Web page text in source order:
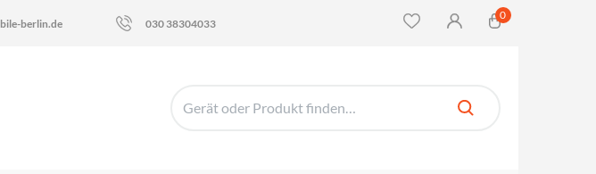
berlin.de 030 38304033
0